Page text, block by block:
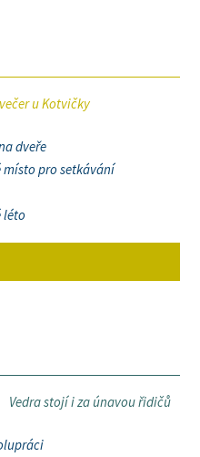
u Kotvičky
dveře
místo pro setkávání
léto
Vedra stojí i za únavou řidičů